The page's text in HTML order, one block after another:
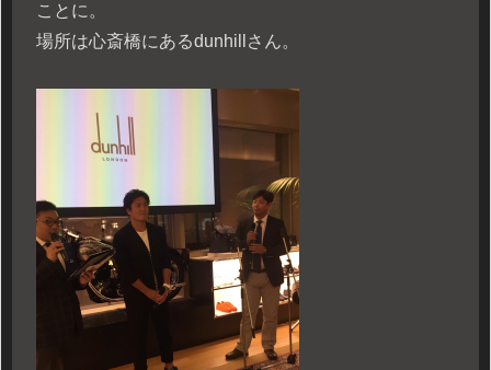
ことに。
場所は心斎橋にあるdunhillさん。